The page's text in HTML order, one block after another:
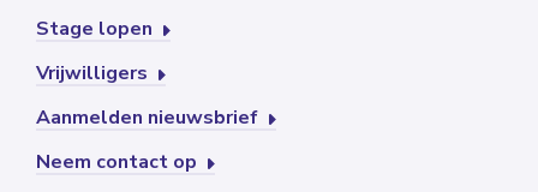
Stage lopen
Vrijwilligers
Aanmelden nieuwsbrief
Neem contact op